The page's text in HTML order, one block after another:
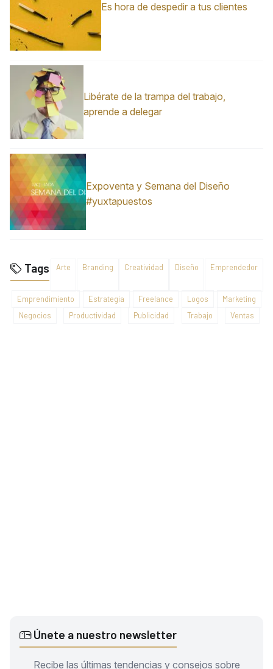
Es hora de despedir a tus clientes
Libérate de la trampa del trabajo,
aprende a delegar
Expoventa y Semana del Diseño
#yuxtapuestos
Tags Arte Branding Creatividad Diseño Emprendedor
Emprendimiento Estrategia Freelance Logos
Marketing
Negocios
Productividad Publicidad Trabajo Ventas
Únete a nuestro newsletter
Recibe las últimas tendencias y consejos sobre